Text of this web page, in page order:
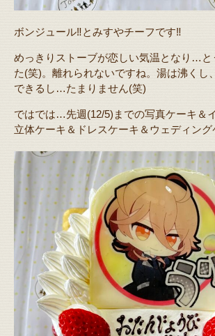
ボンジュール‼️とみすやチーフです‼️
めっきりストーブが恋しい気温となり…と
た(笑)。離れられないですね。湯は沸くし
できるし…たまりません(笑)
ではでは…先週(12/5)までの写真ケーキ＆
立体ケーキ＆ドレスケーキ＆ウェディン